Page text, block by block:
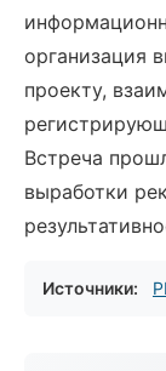
организация
проекту,
Встреча
выработки
Источники: